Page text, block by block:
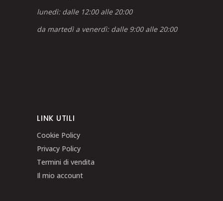
lunedì: dalle 12:00 alle 20:00
da martedì a venerdì: dalle 9:00 alle 20:00
LINK UTILI
Cookie Policy
Privacy Policy
Termini di vendita
Il mio account